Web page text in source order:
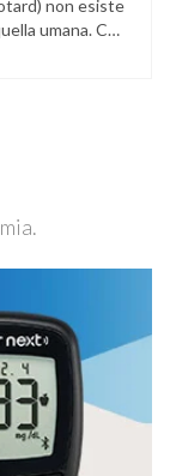
non esiste
umana. Che